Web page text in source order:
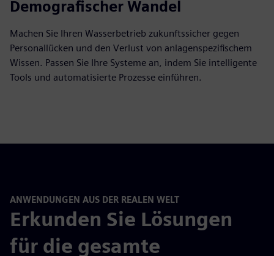
Demografischer Wandel
Machen Sie Ihren Wasserbetrieb zukunftssicher gegen
Personallücken und den Verlust von anlagenspezifischem
Wissen. Passen Sie Ihre Systeme an, indem Sie intelligente
Tools und automatisierte Prozesse einführen.
ANWENDUNGEN AUS DER REALEN WELT
Erkunden Sie Lösungen
für die gesamte